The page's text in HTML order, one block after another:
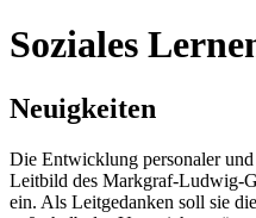
Soziales
Neuigkeiten
Die Entwicklung personaler
Leitbild des Markgraf-Ludwig-
ein. Als Leitgedanken soll sie